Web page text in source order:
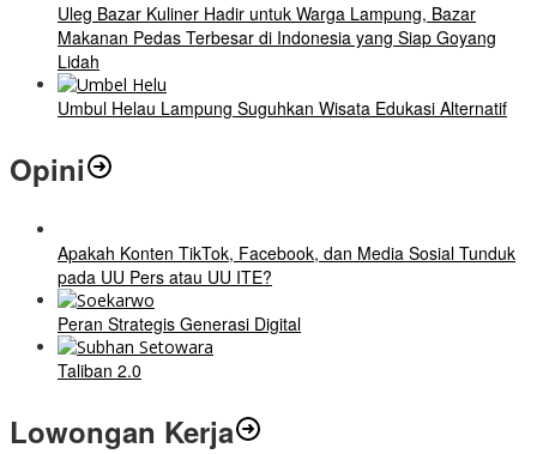
Uleg Bazar Kuliner Hadir untuk Warga Lampung, Bazar
Makanan Pedas Terbesar di Indonesia yang Siap Goyang
Lidah
Umbul Helau Lampung Suguhkan Wisata Edukasi Alternatif
Opini
Apakah Konten TikTok, Facebook, dan Media Sosial Tunduk
pada UU Pers atau UU ITE?
Peran Strategis Generasi Digital
Taliban 2.0
Lowongan Kerja